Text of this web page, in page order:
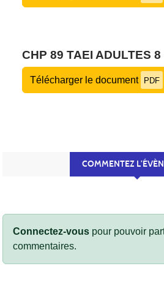
CHP 89 TAEI ADULTES
Télécharger le document PDF
COMMENTEZ
Connectez-vous pour pouvoir
commentaires.